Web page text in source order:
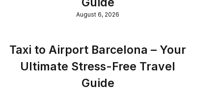
August 6, 2026
Taxi to Airport Barcelona – Your
Ultimate Stress-Free Travel
Guide